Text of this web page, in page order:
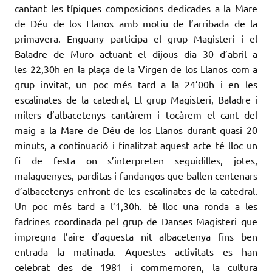
cantant les típiques composicions dedicades a la Mare
de Déu de los Llanos amb motiu de l’arribada de la
primavera. Enguany participa el grup Magisteri i el
Baladre de Muro actuant el dijous dia 30 d’abril a
les 22,30h en la plaça de la Virgen de los Llanos com a
grup invitat, un poc més tard a la 24’00h i en les
escalinates de la catedral, El grup Magisteri, Baladre i
milers d’albacetenys cantàrem i tocàrem el cant del
maig a la Mare de Déu de los Llanos durant quasi 20
minuts, a continuació i finalitzat aquest acte té lloc un
fi de festa on s’interpreten seguidilles, jotes,
malaguenyes, parditasi fandangos que ballen centenars
d’albacetenys enfront de les escalinates de la catedral.
Un poc més tard a l’1,30h. té lloc una ronda a les
fadrines coordinada pel grup de Danses Magisteri que
impregna l’aire d’aquesta nit albacetenya fins ben
entrada la matinada. Aquestes activitats es han
celebrat des de 1981 i commemoren, la cultura